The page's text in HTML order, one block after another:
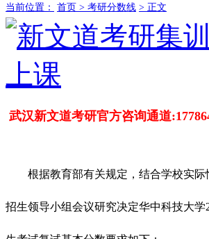
当前位置： 首页 > 考研分数线 > 正文
武汉新文道考研官方咨询通道
根据教育部有关规定，结合学校实际
招生领导小组会议研究决定华中科技大学